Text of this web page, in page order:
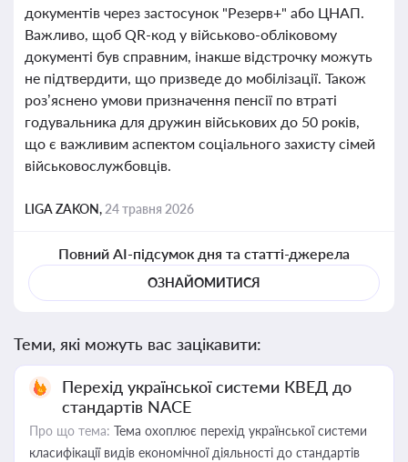
документів через застосунок "Резерв+" або ЦНАП.
Важливо, щоб QR-код у військово-обліковому
документі був справним, інакше відстрочку можуть
не підтвердити, що призведе до мобілізації. Також
роз’яснено умови призначення пенсії по втраті
годувальника для дружин військових до 50 років,
що є важливим аспектом соціального захисту сімей
військовослужбовців.
LIGA ZAKON, 24 травня 2026
Повний AI-підсумок дня та статті-джерела
ОЗНАЙОМИТИСЯ
Теми, які можуть вас зацікавити:
Перехід української системи КВЕД до
стандартів NACE
Про що тема: Тема охоплює перехід української системи
класифікації видів економічної діяльності до стандартів